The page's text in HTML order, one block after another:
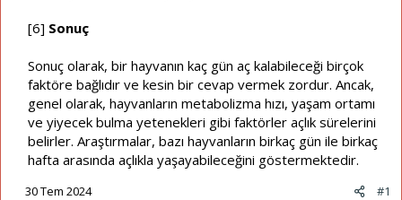
[6] Sonuç
Sonuç olarak, bir hayvanın kaç gün aç kalabileceği birçok
faktöre bağlıdır ve kesin bir cevap vermek zordur. Ancak,
genel olarak, hayvanların metabolizma hızı, yaşam ortamı
ve yiyecek bulma yetenekleri gibi faktörler açlık sürelerini
belirler. Araştırmalar, bazı hayvanların birkaç gün ile birkaç
hafta arasında açlıkla yaşayabileceğini göstermektedir.
#1
30 Tem 2024